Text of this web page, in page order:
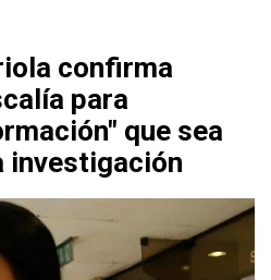
confirma
para
que sea
investigación